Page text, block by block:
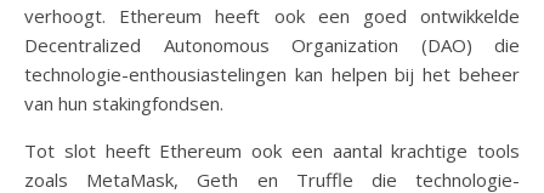
verhoogt. Ethereum heeft ook een goed ontwikkelde
Decentralized Autonomous Organization (DAO) die
technologie-enthousiastelingen kan helpen bij het beheer
van hun stakingfondsen.
Tot slot heeft Ethereum ook een aantal krachtige tools
zoals MetaMask, Geth en Truffle die technologie-